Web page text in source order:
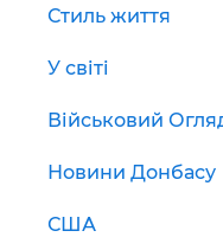
Стиль життя
У світі
Військовий
Новини Донбасу
США